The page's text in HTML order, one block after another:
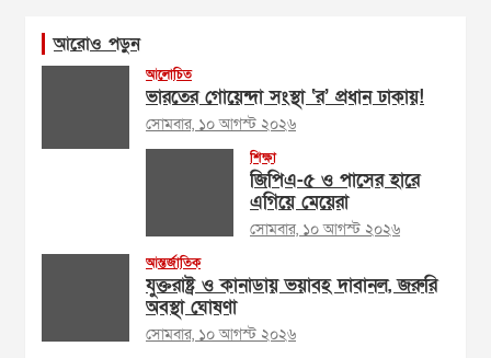
আরোও পড়ুন
আলোচিত
ভারতের গোয়েন্দা সংস্থা ‘র’ প্রধান ঢাকায়!
সোমবার, ১০ আগস্ট ২০২৬
শিক্ষা
জিপিএ-৫ ও পাসের হারে
এগিয়ে মেয়েরা
সোমবার, ১০ আগস্ট ২০২৬
আন্তর্জাতিক
যুক্তরাষ্ট্র ও কানাডায় ভয়াবহ দাবানল, জরুরি
অবস্থা ঘোষণা
সোমবার, ১০ আগস্ট ২০২৬